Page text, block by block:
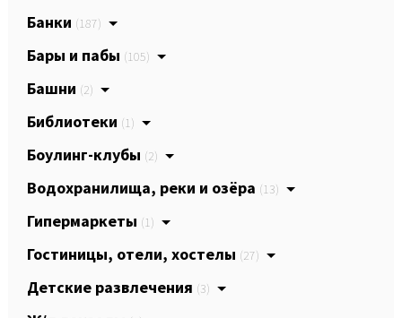
Банки (187)
Бары и пабы (105)
Башни (2)
Библиотеки (1)
Боулинг-клубы (2)
Водохранилища, реки и озёра (13)
Гипермаркеты (1)
Гостиницы, отели, хостелы (27)
Детские развлечения (3)